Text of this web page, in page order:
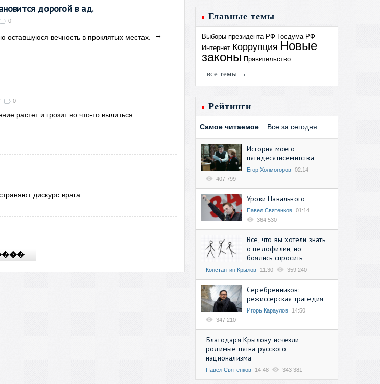
дорогой в ад.
0
оставшуюся вечность в проклятых местах. →
0
растет и грозит во что-то вылиться.
дискурс врага.
Главные темы
Выборы президента РФ Госдума РФ
Интернет Коррупция Новые
законы Правительство
все темы →
Рейтинги
Самое читаемое Все за сегодня
История моего
пятидесятисемитства
Егор Холмогоров 02:14
407 799
Уроки Навального
Павел Святенков 01:14
364 530
Всё, что вы хотели знать
о педофилии, но
боялись спросить
Константин Крылов 11:30 359 240
Серебренников:
режиссерская трагедия
Игорь Караулов
14:50
347 210
Благодаря Крылову исчезли
родимые пятна русского
национализма
Павел Святенков 14:48 343 381